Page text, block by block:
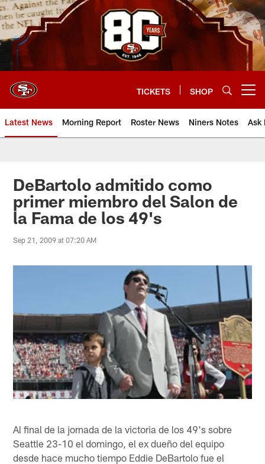
Skip
to
main
content
TICKETS SHOP
Latest News Morning Report Roster News Niners Notes Ask
DeBartolo admitido como
primer miembro del Salon de
la Fama de los 49's
Sep 21, 2009 at 07:20 AM
Al final de la jornada de la victoria de los 49's sobre
Seattle 23-10 el domingo, el ex dueño del equipo
desde hace mucho tiempo Eddie DeBartolo fue el